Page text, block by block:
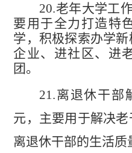
20.老年大学工
要用于全力打造特
学，积极探索办学
企业、进社区、进
团。
21.离退休干部
元，主要用于解决
离退休干部的生活质